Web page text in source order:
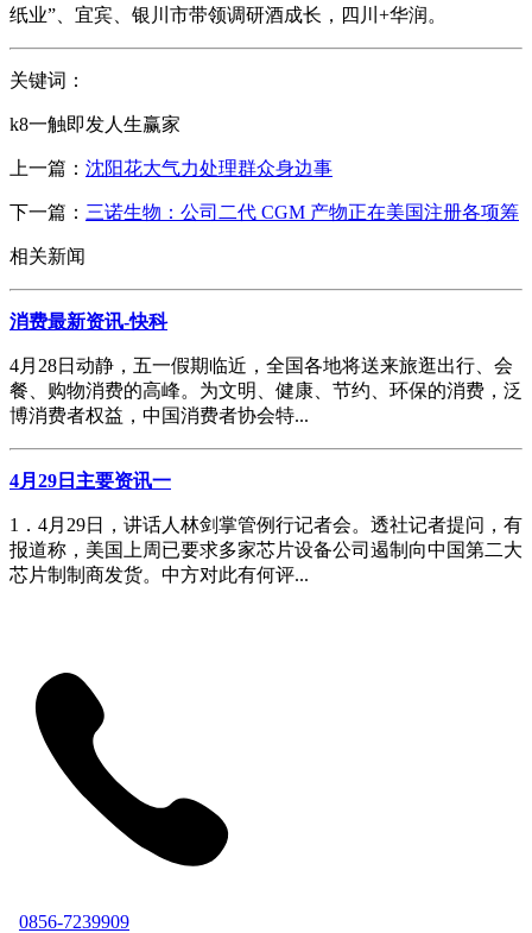
纸业”、宜宾、银川市带领调研酒成长，四川+华润。
关键词：
k8一触即发人生赢家
上一篇： 沈阳花大气力处理群众身边事
下一篇： 三诺生物：公司二代 CGM 产物正在美国注册各项筹
相关新闻
消费最新资讯-快科
4月28日动静，五一假期临近，全国各地将送来旅逛出行、会
餐、购物消费的高峰。为文明、健康、节约、环保的消费，泛
博消费者权益，中国消费者协会特...
4月29日主要资讯一
1．4月29日，讲话人林剑掌管例行记者会。透社记者提问，有
报道称，美国上周已要求多家芯片设备公司遏制向中国第二大
芯片制制商发货。中方对此有何评...
0856-7239909